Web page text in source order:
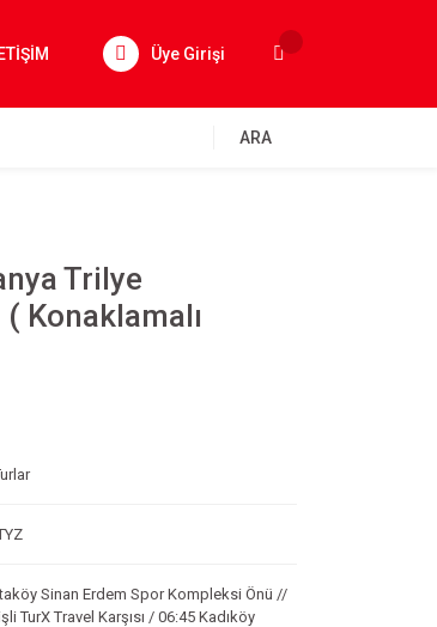
Üye Girişi
ARA
Trilye
( Konaklamalı
Sinan Erdem Spor Kompleksi Önü //
TurX Travel Karşısı / 06:45 Kadıköy